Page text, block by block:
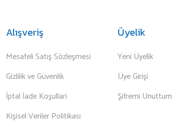
Alışveriş
Mesafeli Satış Sözleşmesi
Gizlilik ve Güvenlik
İptal İade Koşullari
Kişisel Veriler Politikası
Üyelik
Yeni Üyelik
Üye Girişi
Şifremi Unuttum